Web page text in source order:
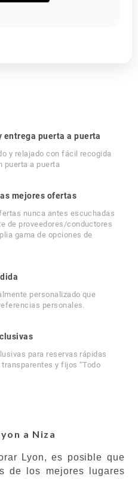
entrega puerta a puerta
y relajado con fácil recogida
puerta a puerta
mejores ofertas
nunca antes escuchadas
de proveedores/conductores
gama de opciones de
personalizado que
personales.
para reservas rápidas
y fijos “Todo
a Niza
Lyon, es posible que
de los mejores lugares